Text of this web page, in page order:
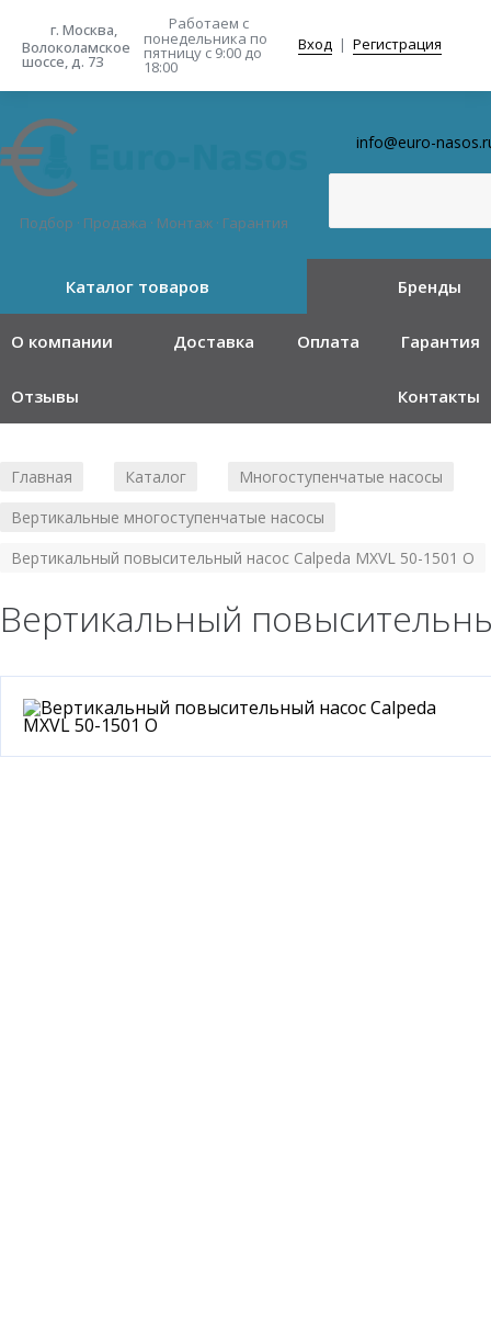
г. Москва,
Волоколамское
шоссе, д. 73
Работаем с
понедельника по
пятницу с 9:00 до
18:00
Вход | Регистрация
Подбор · Продажа · Монтаж · Гарантия
info@euro-
Каталог товаров Бренды
О компании Доставка Оплата Гарантия
Отзывы Контакты
Главная Каталог Многоступенчатые насосы
Вертикальные многоступенчатые насосы
Вертикальный повысительный насос Calpeda MXVL 50-1501 O
Вертикальный